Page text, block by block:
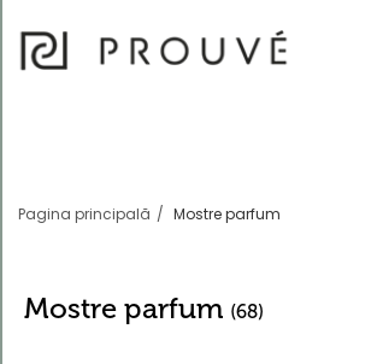
Pagina principală Mostre parfum
Mostre parfum (68)
Filtre